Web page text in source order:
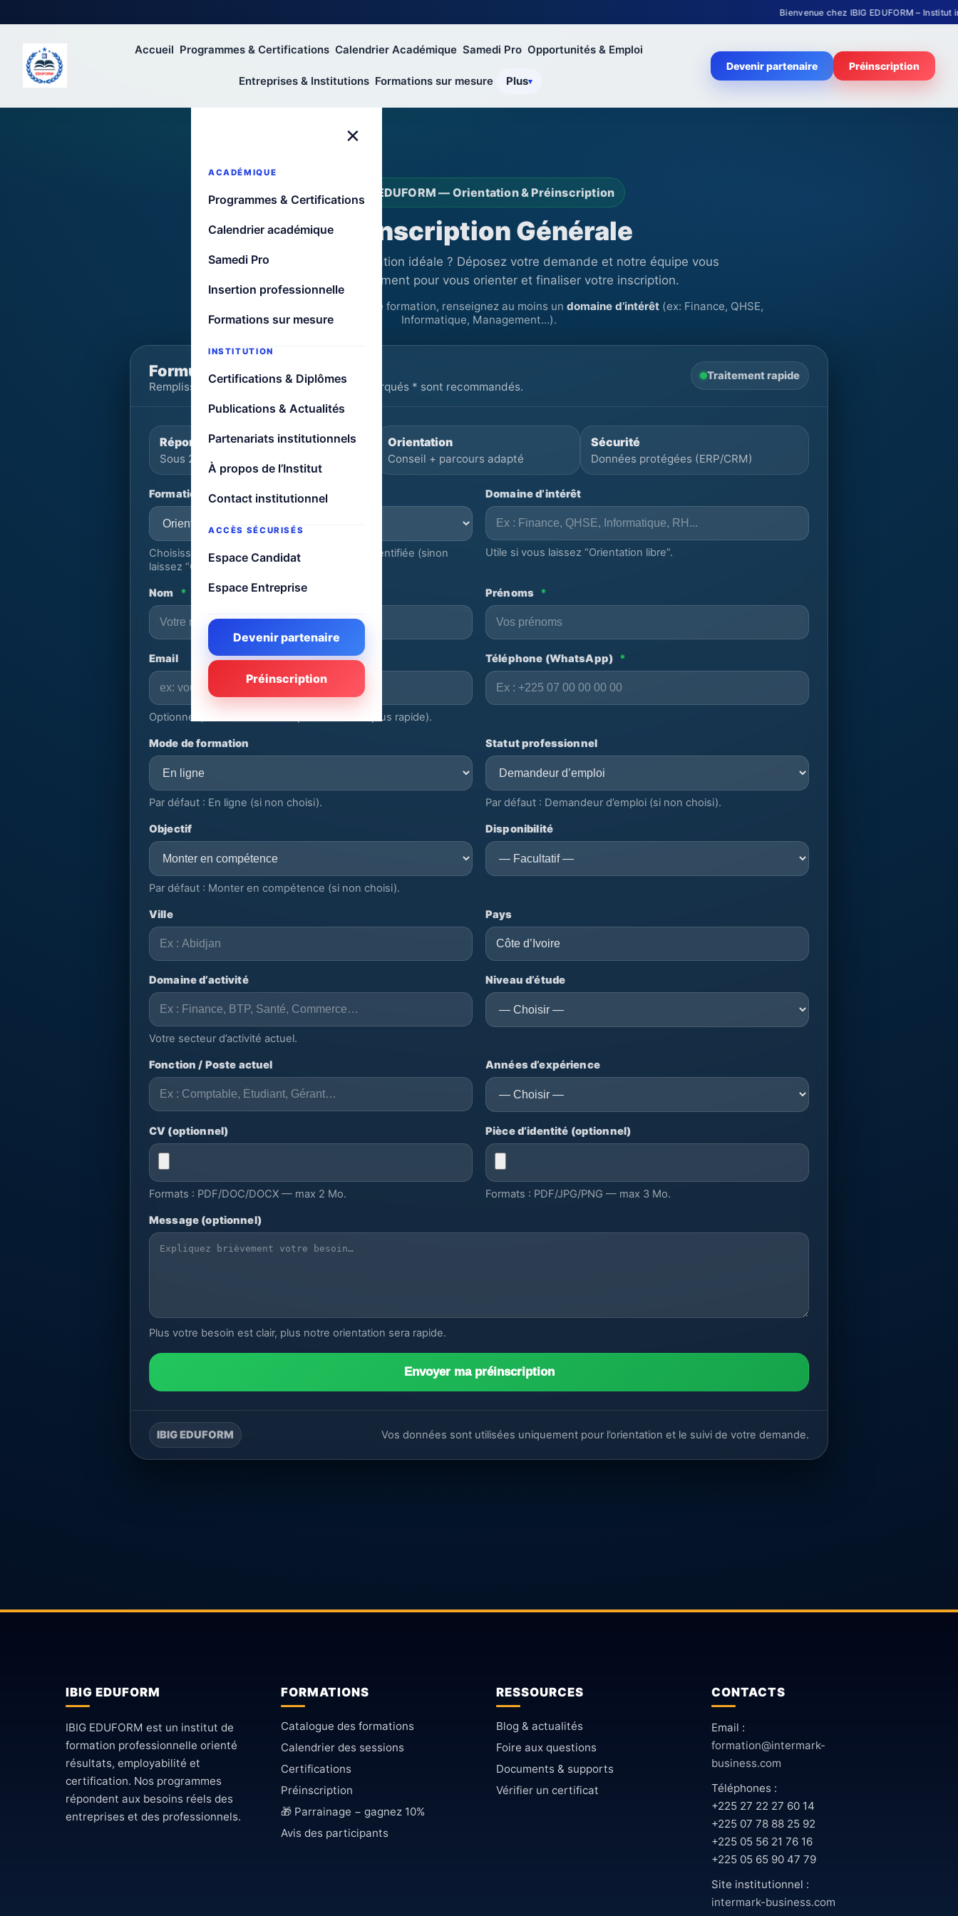
Bienvenue chez IBIG EDUFORM – Institut
Accueil Programmes & Certifications Calendrier Académique Samedi Pro Opportunités & Emploi
Entreprises & Institutions Formations sur mesure Plus
Devenir partenaire Préinscription
×
ACADÉMIQUE
Programmes & Certifications
Calendrier académique
Samedi Pro
Insertion professionnelle
Formations sur mesure
INSTITUTION
Certifications & Diplômes
Publications & Actualités
Partenariats institutionnels
À propos de l’Institut
Contact institutionnel
ACCÈS SÉCURISÉS
Espace Candidat
Espace Entreprise
Devenir partenaire
Préinscription
IBIG EDUFORM — Orientation & Préinscription
Préinscription Générale
Vous hésitez sur la formation idéale ? Déposez votre demande et notre équipe vous
recontacte rapidement pour vous orienter et finaliser votre inscription.
si vous n’avez pas choisi de formation, renseignez au moins un domaine d’intérêt (ex: Finance, QHSE,
Informatique, Management…).
Formulaire de préinscription
Remplissez les informations. Les champs marqués * sont recommandés.
Traitement rapide
Réponse
Sous 24h (souvent plus rapide)
Orientation
Conseil + parcours adapté
Sécurité
Données protégées (ERP/CRM)
Formation souhaitée
Choisissez une formation si vous l’avez déjà identifiée (sinon
laissez “Orientation libre”).
Domaine d’intérêt
Utile si vous laissez “Orientation libre”.
Nom * Prénoms *
Email
Optionnel (mais recommandé pour un retour plus rapide).
Téléphone (WhatsApp) *
Mode de formation
Par défaut : En ligne (si non choisi).
Statut professionnel
Par défaut : Demandeur d’emploi (si non choisi).
Objectif
Par défaut : Monter en compétence (si non choisi).
Disponibilité
Ville Pays
Domaine d’activité
Votre secteur d’activité actuel.
Niveau d’étude
Fonction / Poste actuel Années d’expérience
CV (optionnel)
Formats : PDF/DOC/DOCX — max 2 Mo.
Pièce d’identité (optionnel)
Formats : PDF/JPG/PNG — max 3 Mo.
Message (optionnel)
Plus votre besoin est clair, plus notre orientation sera rapide.
Envoyer ma préinscription
IBIG EDUFORM Vos données sont utilisées uniquement pour l’orientation et le suivi de votre demande.
IBIG EDUFORM
IBIG EDUFORM est un institut de
formation professionnelle orienté
résultats, employabilité et
certification. Nos programmes
répondent aux besoins réels des
entreprises et des professionnels.
FORMATIONS
Catalogue des formations
Calendrier des sessions
Certifications
Préinscription
🎁 Parrainage − gagnez 10%
Avis des participants
RESSOURCES
Blog & actualités
Foire aux questions
Documents & supports
Vérifier un certificat
CONTACTS
Email :
formation@intermark-
business.com
Téléphones :
+225 27 22 27 60 14
+225 07 78 88 25 92
+225 05 56 21 76 16
+225 05 65 90 47 79
Site institutionnel :
intermark-business.com